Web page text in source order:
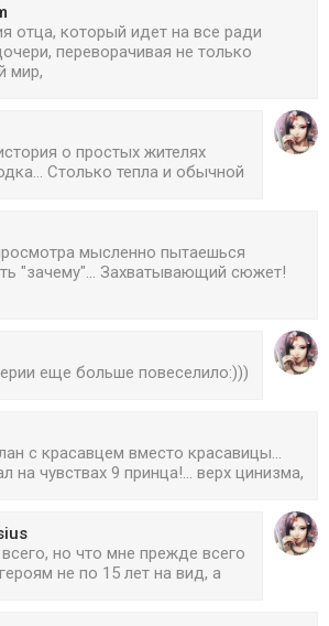
отца, который идет на все ради
переворачивая не только
мир,
о простых жителях
Столько тепла и обычной
мысленно пытаешься
"зачему"... Захватывающий сюжет!
еще больше повеселило:)))
с красавцем вместо красавицы...
на чувствах 9 принца!... верх цинизма,
но что мне прежде всего
не по 15 лет на вид, а